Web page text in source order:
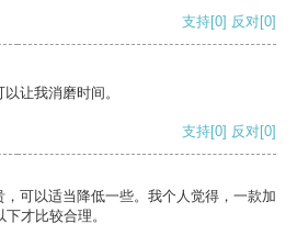
支持[0] 反对[0]
让我消磨时间。
支持[0] 反对[0]
可以适当降低一些。我个人觉得，一款加
才比较合理。